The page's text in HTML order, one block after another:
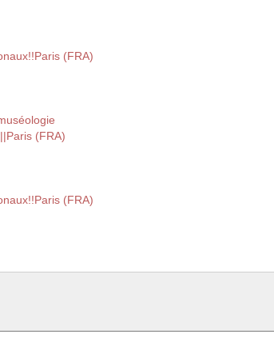
(FRA)
(FRA)
(FRA)